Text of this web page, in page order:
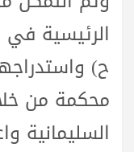
الرئيسية
ح)
محكمة من
السليمانية